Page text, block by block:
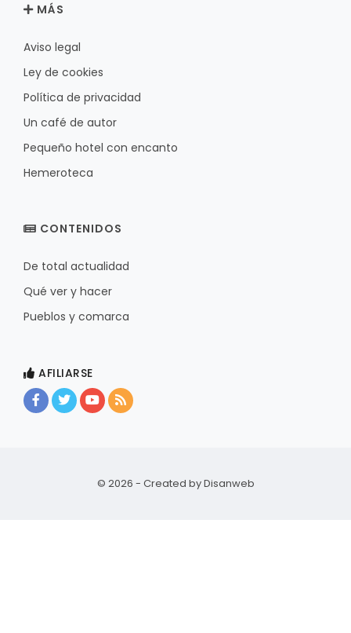
MÁS
Aviso legal
Ley de cookies
Política de privacidad
Un café de autor
Pequeño hotel con encanto
Hemeroteca
CONTENIDOS
De total actualidad
Qué ver y hacer
Pueblos y comarca
AFILIARSE
© 2026 - Created byDisanweb